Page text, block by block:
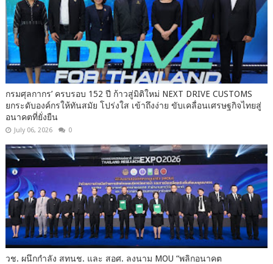
กรมศุลกากร’ ครบรอบ 152 ปี ก้าวสู่มิติใหม่ NEXT DRIVE CUSTOMS
ยกระดับองค์กรให้ทันสมัย โปร่งใส เข้าถึงง่าย ขับเคลื่อนเศรษฐกิจไทยสู่
อนาคตที่ยั่งยืน
July 06, 2026 0
วช. ผนึกกำลัง สทนช. และ สอศ. ลงนาม MOU “พลิกอนาคต